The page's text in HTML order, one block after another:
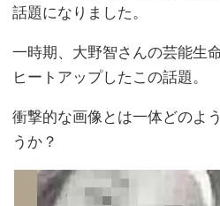
話題になりました。
一時期、大野智さんの芸能生
ヒートアップしたこの話題。
衝撃的な画像とは一体どのよ
うか？